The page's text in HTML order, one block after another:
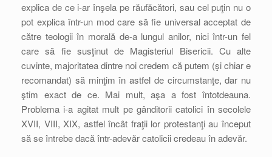
explica de ce i-ar înşela pe răufăcători, sau cel puţin nu o
pot explica într-un mod care să fie universal acceptat de
către teologii în morală de-a lungul anilor, nici într-un fel
care să fie susţinut de Magisteriul Bisericii. Cu alte
cuvinte, majoritatea dintre noi credem că putem (şi chiar e
recomandat) să minţim în astfel de circumstanţe, dar nu
ştim exact de ce. Mai mult, aşa a fost întotdeauna.
Problema i-a agitat mult pe gânditorii catolici în secolele
XVII, VIII, XIX, astfel încât fraţii lor protestanţi au început
să se întrebe dacă într-adevăr catolicii credeau în adevăr.